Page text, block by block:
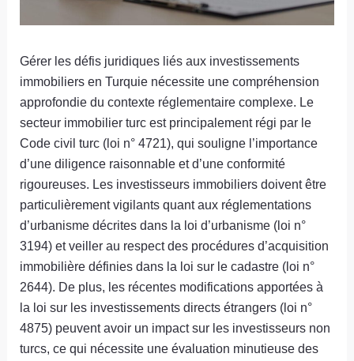
Gérer les défis juridiques liés aux investissements
immobiliers en Turquie nécessite une compréhension
approfondie du contexte réglementaire complexe. Le
secteur immobilier turc est principalement régi par le
Code civil turc (loi n° 4721), qui souligne l’importance
d’une diligence raisonnable et d’une conformité
rigoureuses. Les investisseurs immobiliers doivent être
particulièrement vigilants quant aux réglementations
d’urbanisme décrites dans la loi d’urbanisme (loi n°
3194) et veiller au respect des procédures d’acquisition
immobilière définies dans la loi sur le cadastre (loi n°
2644). De plus, les récentes modifications apportées à
la loi sur les investissements directs étrangers (loi n°
4875) peuvent avoir un impact sur les investisseurs non
turcs, ce qui nécessite une évaluation minutieuse des